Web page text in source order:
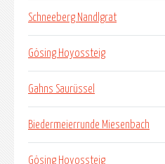
Schneeberg Nandlgrat
Gösing Hoyossteig
Gahns Saurüssel
Biedermeierrunde Miesenbach
Gösing Hoyossteig